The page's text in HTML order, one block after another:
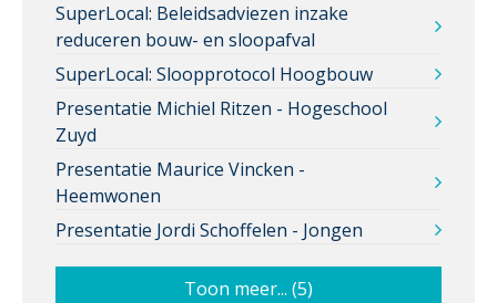
SuperLocal: Beleidsadviezen inzake
reduceren bouw- en sloopafval
SuperLocal: Sloopprotocol Hoogbouw
Presentatie Michiel Ritzen - Hogeschool
Zuyd
Presentatie Maurice Vincken -
Heemwonen
Presentatie Jordi Schoffelen - Jongen
Toon meer... (5)